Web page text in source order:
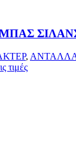
,
τιμές